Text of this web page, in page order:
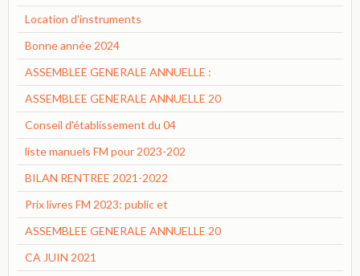
Location d'instruments
Bonne année 2024
ASSEMBLEE GENERALE ANNUELLE :
ASSEMBLEE GENERALE ANNUELLE 20
Conseil d'établissement du 04
liste manuels FM pour 2023-202
BILAN RENTREE 2021-2022
Prix livres FM 2023: public et
ASSEMBLEE GENERALE ANNUELLE 20
CA JUIN 2021